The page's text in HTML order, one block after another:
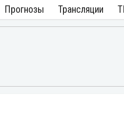
Прогнозы Трансляции